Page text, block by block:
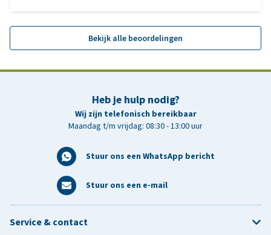
Bekijk alle beoordelingen
Heb je hulp nodig?
Wij zijn telefonisch bereikbaar
Maandag t/m vrijdag: 08:30 - 13:00 uur
Stuur ons een WhatsApp bericht
Stuur ons een e-mail
Service & contact